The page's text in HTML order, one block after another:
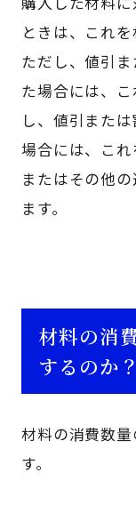
ときは、これ
ただし、値引
た場合には、
し、値引また
場合には、これ
またはその他
ます。
材料の消
するのか？
材料の消費数
す。